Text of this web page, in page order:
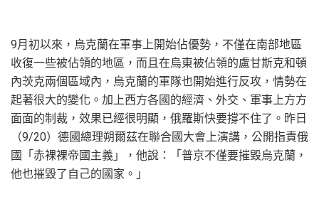
9月初以來，烏克蘭在軍事上開始佔優勢，不僅在南部地區
收復一些被佔領的地區，而且在烏東被佔領的盧甘斯克和頓
內茨克兩個區域內，烏克蘭的軍隊也開始進行反攻，情勢在
起著很大的變化。加上西方各國的經濟、外交、軍事上方方
面面的制裁，效果已經很明顯，俄羅斯快要撐不住了。昨日
（9/20）德國總理朔爾茲在聯合國大會上演講，公開指責俄
國「赤裸裸帝國主義」，他說：「普京不僅要摧毀烏克蘭，
他也摧毀了自己的國家。」